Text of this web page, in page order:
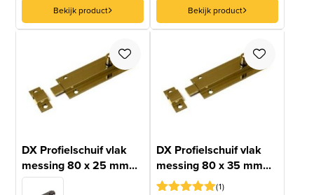
Bekijk product Bekijk product
DX Profielschuif vlak
messing 80 x 25 mm...
DX Profielschuif vlak
messing 80 x 35 mm...
1